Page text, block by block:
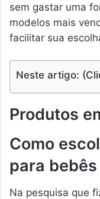
sem gastar uma
modelos mais
facilitar sua
Neste artigo:
Produtos
Como
para
Na pesquisa que